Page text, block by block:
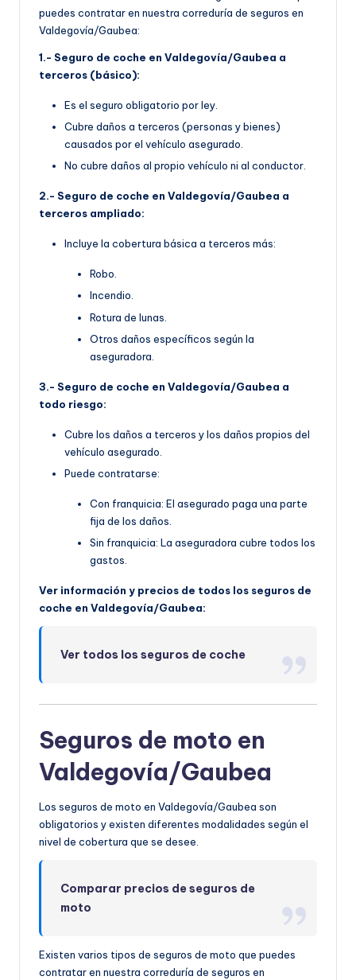
puedes contratar en nuestra correduría de seguros en
Valdegovía/Gaubea:
1.- Seguro de coche en Valdegovía/Gaubea a
terceros (básico):
Es el seguro obligatorio por ley.
Cubre daños a terceros (personas y bienes)
causados por el vehículo asegurado.
No cubre daños al propio vehículo ni al conductor.
2.- Seguro de coche en Valdegovía/Gaubea a
terceros ampliado:
Incluye la cobertura básica a terceros más:
Robo.
Incendio.
Rotura de lunas.
Otros daños específicos según la
aseguradora.
3.- Seguro de coche en Valdegovía/Gaubea a
todo riesgo:
Cubre los daños a terceros y los daños propios del
vehículo asegurado.
Puede contratarse:
Con franquicia: El asegurado paga una parte
fija de los daños.
Sin franquicia: La aseguradora cubre todos los
gastos.
Ver información y precios de todos los seguros de
coche en Valdegovía/Gaubea:
Ver todos los seguros de coche
Seguros de moto en
Valdegovía/Gaubea
Los seguros de moto en Valdegovía/Gaubea son
obligatorios y existen diferentes modalidades según el
nivel de cobertura que se desee.
Comparar precios de seguros de
moto
Existen varios tipos de seguros de moto que puedes
contratar en nuestra correduría de seguros en